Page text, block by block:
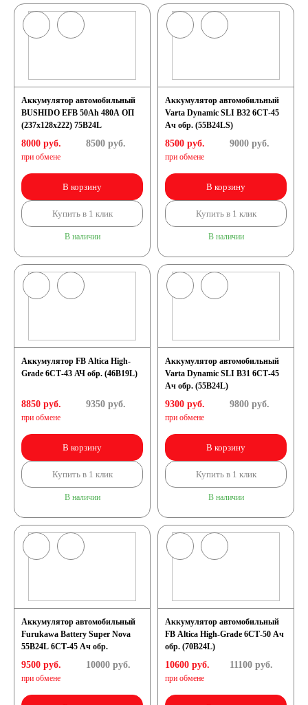
Аккумулятор автомобильный
BUSHIDO EFB 50Ah 480A ОП
(237x128x222) 75B24L
8000 руб.
при обмене
8500руб.
В корзину
Купить в 1 клик
В наличии
Аккумулятор автомобильный
Varta Dynamic SLI B32 6СТ-45
Ач обр. (55B24LS)
8500 руб.
при обмене
9000руб.
В корзину
Купить в 1 клик
В наличии
Аккумулятор FB Altica High-
Grade 6СТ-43 АЧ обр. (46B19L)
8850 руб.
при обмене
9350руб.
В корзину
Купить в 1 клик
В наличии
Аккумулятор автомобильный
Varta Dynamic SLI B31 6СТ-45
Ач обр. (55B24L)
9300 руб.
при обмене
9800руб.
В корзину
Купить в 1 клик
В наличии
Аккумулятор автомобильный
Furukawa Battery Super Nova
55B24L 6СТ-45 Ач обр.
9500 руб.
при обмене
10000руб.
Аккумулятор автомобильный
FB Altica High-Grade 6СТ-50 Ач
обр. (70B24L)
10600 руб.
при обмене
11100руб.